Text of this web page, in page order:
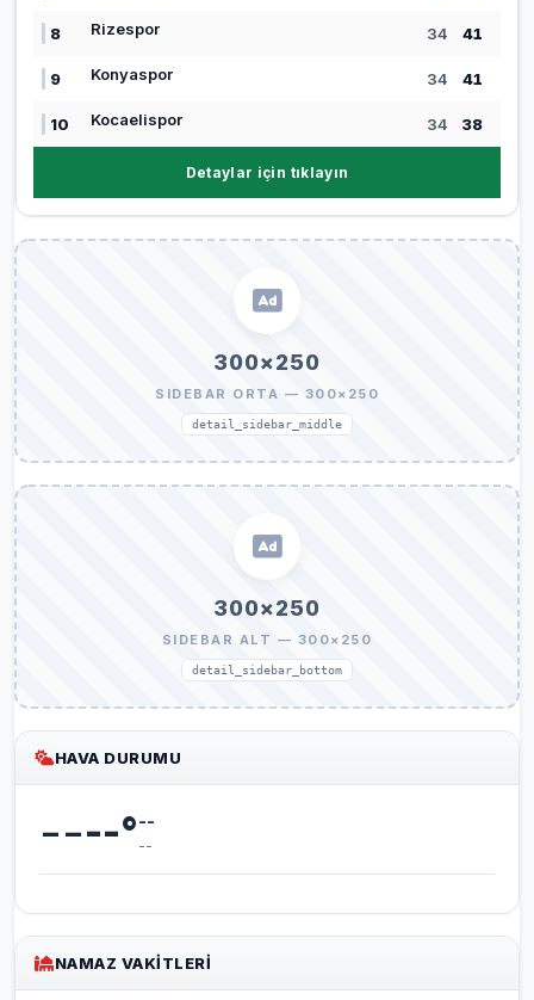
8 Rizespor 34 41
9 Konyaspor 34 41
10 Kocaelispor 34 38
Detaylar için tıklayın
300×250
SIDEBAR ORTA — 300×250
detail_sidebar_middle
300×250
SIDEBAR ALT — 300×250
detail_sidebar_bottom
HAVA DURUMU
----°--
--
NAMAZ VAKITLERI